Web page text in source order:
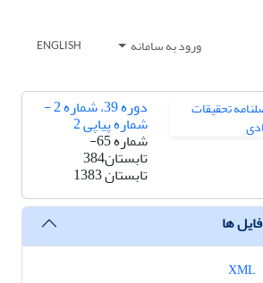
ورود به سامانه ENGLISH
دوره 39، شماره 2 -
شماره پیاپی 2
شماره 65-
تابستان384
تابستان 1383
فایل ها